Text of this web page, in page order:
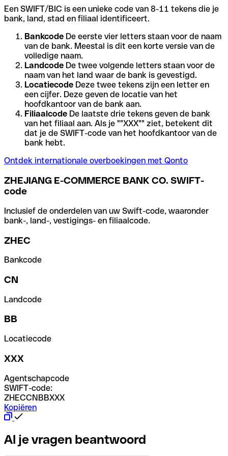
Een SWIFT/BIC is een unieke code van 8-11 tekens die je
bank, land, stad en filiaal identificeert.
Bankcode De eerste vier letters staan voor de naam
van de bank. Meestal is dit een korte versie van de
volledige naam.
Landcode De twee volgende letters staan voor de
naam van het land waar de bank is gevestigd.
Locatiecode Deze twee tekens zijn een letter en
een cijfer. Deze geven de locatie van het
hoofdkantoor van de bank aan.
Filiaalcode De laatste drie tekens geven de bank
van het filiaal aan. Als je ""XXX"" ziet, betekent dit
dat je de SWIFT-code van het hoofdkantoor van de
bank hebt.
Ontdek internationale overboekingen met Qonto
ZHEJIANG E-COMMERCE BANK CO. SWIFT-
code
Inclusief de onderdelen van uw Swift-code, waaronder
bank-, land-, vestigings- en filiaalcode.
ZHEC
Bankcode
CN
Landcode
BB
Locatiecode
XXX
Agentschapcode
SWIFT-code:
ZHECCNBBXXX
Kopiëren
Al je vragen beantwoord